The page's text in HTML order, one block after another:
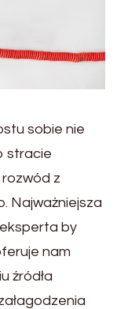
sobie nie
stracie
z
Najważniejsza
by
nam
źródła